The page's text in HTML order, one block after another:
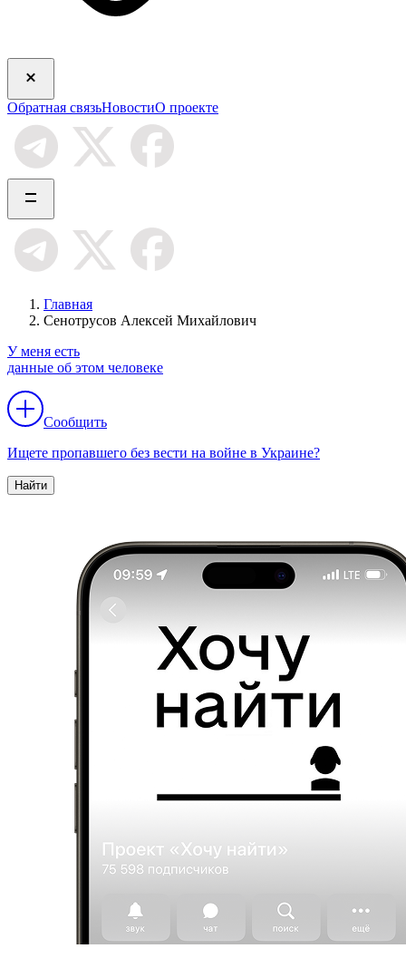
Обратная связьНовостиО проекте
Главная
Сенотрусов Алексей Михайлович
У меня есть
данные об этом человеке
Сообщить
Ищете пропавшего без вести на войне в Украине?
Найти